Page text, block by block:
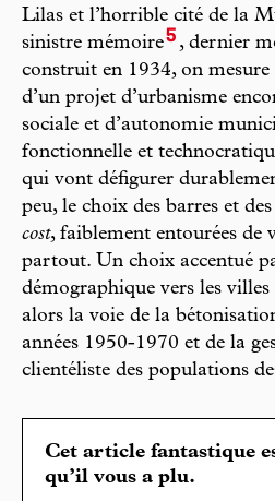
Lilas et l’horrible cité de la
sinistre mémoire5 , dernier
construit en 1934, on mesure
d’un projet d’urbanisme
sociale et d’autonomie
fonctionnelle et
qui vont défigurer
peu, le choix des barres et
cost, faiblement entourées de
partout. Un choix accentué
démographique vers les villes
alors la voie de la
années 1950-1970 et de la
clientéliste des populations
Cet article fantastique
qu’il vous a plu.